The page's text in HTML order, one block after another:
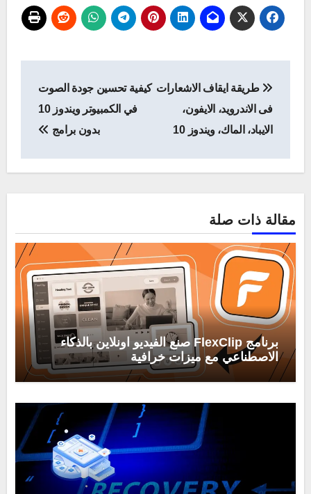
المقالات
طريقة ايقاف الاشعارات
فى الاندرويد، الايفون،
الايباد، الماك، ويندوز 10
كيفية تحسين جودة الصوت
في الكمبيوتر ويندوز 10
بدون برامج
مقالة ذات صلة
برنامج FlexClip صنع الفيديو اونلاين بالذكاء
الاصطناعي مع ميزات خرافية